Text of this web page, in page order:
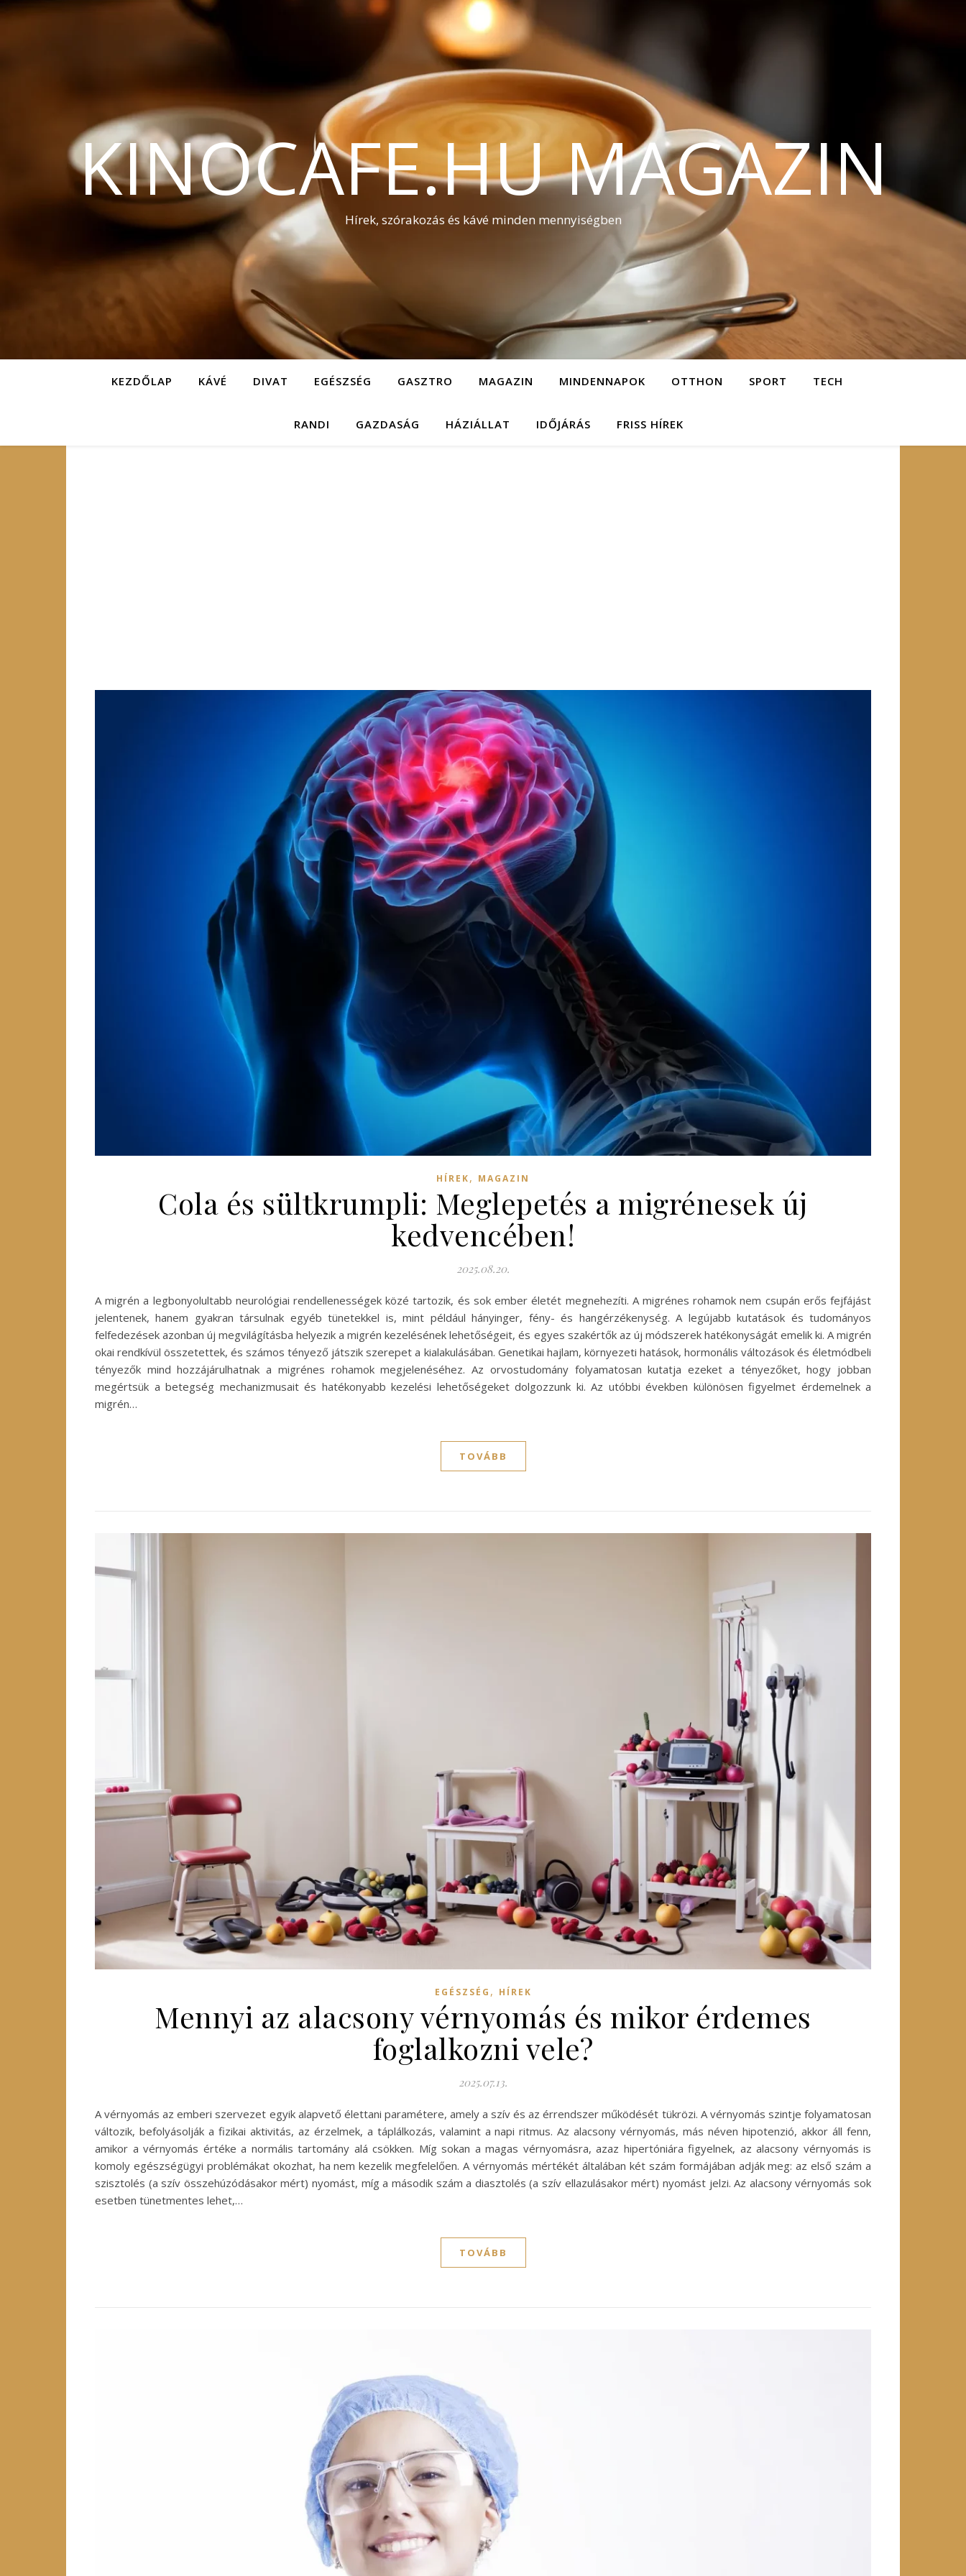
KINOCAFE.HU MAGAZIN
Hírek, szórakozás és kávé minden mennyiségben
KEZDŐLAP KÁVÉ DIVAT EGÉSZSÉG GASZTRO MAGAZIN MINDENNAPOK OTTHON SPORT TECH
RANDI GAZDASÁG HÁZIÁLLAT IDŐJÁRÁS FRISS HÍREK
HÍREK, MAGAZIN
Cola és sültkrumpli: Meglepetés a migrénesek új
kedvencében!
2025.08.20.
A migrén a legbonyolultabb neurológiai rendellenességek közé tartozik, és sok ember életét megnehezíti. A migrénes rohamok nem csupán erős fejfájást
jelentenek, hanem gyakran társulnak egyéb tünetekkel is, mint például hányinger, fény- és hangérzékenység. A legújabb kutatások és tudományos
felfedezések azonban új megvilágításba helyezik a migrén kezelésének lehetőségeit, és egyes szakértők az új módszerek hatékonyságát emelik ki. A migrén
okai rendkívül összetettek, és számos tényező játszik szerepet a kialakulásában. Genetikai hajlam, környezeti hatások, hormonális változások és életmódbeli
tényezők mind hozzájárulhatnak a migrénes rohamok megjelenéséhez. Az orvostudomány folyamatosan kutatja ezeket a tényezőket, hogy jobban
megértsük a betegség mechanizmusait és hatékonyabb kezelési lehetőségeket dolgozzunk ki. Az utóbbi években különösen figyelmet érdemelnek a
migrén…
TOVÁBB
EGÉSZSÉG , HÍREK
Mennyi az alacsony vérnyomás és mikor érdemes
foglalkozni vele?
2025.07.13.
A vérnyomás az emberi szervezet egyik alapvető élettani paramétere, amely a szív és az érrendszer működését tükrözi. A vérnyomás szintje folyamatosan
változik, befolyásolják a fizikai aktivitás, az érzelmek, a táplálkozás, valamint a napi ritmus. Az alacsony vérnyomás, más néven hipotenzió, akkor áll fenn,
amikor a vérnyomás értéke a normális tartomány alá csökken. Míg sokan a magas vérnyomásra, azaz hipertóniára figyelnek, az alacsony vérnyomás is
komoly egészségügyi problémákat okozhat, ha nem kezelik megfelelően. A vérnyomás mértékét általában két szám formájában adják meg: az első szám a
szisztolés (a szív összehúzódásakor mért) nyomást, míg a második szám a diasztolés (a szív ellazulásakor mért) nyomást jelzi. Az alacsony vérnyomás sok
esetben tünetmentes lehet,…
TOVÁBB